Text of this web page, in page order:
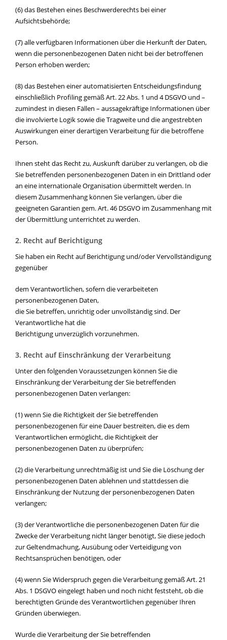
(6) das Bestehen eines Beschwerderechts bei einer
Aufsichtsbehörde;
(7) alle verfügbaren Informationen über die Herkunft der Daten,
wenn die personenbezogenen Daten nicht bei der betroffenen
Person erhoben werden;
(8) das Bestehen einer automatisierten Entscheidungsfindung
einschließlich Profiling gemäß Art. 22 Abs. 1 und 4 DSGVO und –
zumindest in diesen Fällen – aussagekräftige Informationen über
die involvierte Logik sowie die Tragweite und die angestrebten
Auswirkungen einer derartigen Verarbeitung für die betroffene
Person.
Ihnen steht das Recht zu, Auskunft darüber zu verlangen, ob die
Sie betreffenden personenbezogenen Daten in ein Drittland oder
an eine internationale Organisation übermittelt werden. In
diesem Zusammenhang können Sie verlangen, über die
geeigneten Garantien gem. Art. 46 DSGVO im Zusammenhang mit
der Übermittlung unterrichtet zu werden.
2. Recht auf Berichtigung
Sie haben ein Recht auf Berichtigung und/oder Vervollständigung
gegenüber
dem Verantwortlichen, sofern die verarbeiteten
personenbezogenen Daten,
die Sie betreffen, unrichtig oder unvollständig sind. Der
Verantwortliche hat die
Berichtigung unverzüglich vorzunehmen.
3. Recht auf Einschränkung der Verarbeitung
Unter den folgenden Voraussetzungen können Sie die
Einschränkung der Verarbeitung der Sie betreffenden
personenbezogenen Daten verlangen:
(1) wenn Sie die Richtigkeit der Sie betreffenden
personenbezogenen für eine Dauer bestreiten, die es dem
Verantwortlichen ermöglicht, die Richtigkeit der
personenbezogenen Daten zu überprüfen;
(2) die Verarbeitung unrechtmäßig ist und Sie die Löschung der
personenbezogenen Daten ablehnen und stattdessen die
Einschränkung der Nutzung der personenbezogenen Daten
verlangen;
(3) der Verantwortliche die personenbezogenen Daten für die
Zwecke der Verarbeitung nicht länger benötigt, Sie diese jedoch
zur Geltendmachung, Ausübung oder Verteidigung von
Rechtsansprüchen benötigen, oder
(4) wenn Sie Widerspruch gegen die Verarbeitung gemäß Art. 21
Abs. 1 DSGVO eingelegt haben und noch nicht feststeht, ob die
berechtigten Gründe des Verantwortlichen gegenüber Ihren
Gründen überwiegen.
Wurde die Verarbeitung der Sie betreffenden